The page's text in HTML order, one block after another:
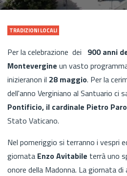
TRADIZIONI LOCALI
Per la celebrazione dei 900 anni
Montevergine un vasto
inizieranon il 28 maggio. Per la
dell'anno Verginiano al Santuario ci
Pontificio, il cardinale Pietro
Stato Vaticano.
Nel pomeriggio si terranno i vespri
giornata Enzo Avitabile terrà uno
onore della Madonna. La giornata di